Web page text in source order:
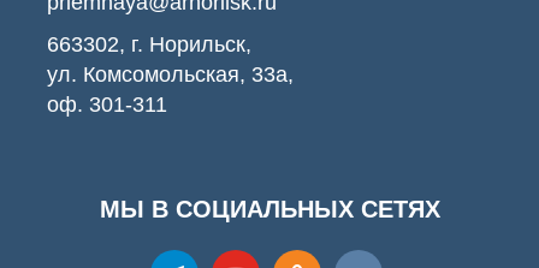
663302, г. Норильск,
ул. Комсомольская, 33а,
оф. 301-311
МЫ В СОЦИАЛЬНЫХ СЕТЯХ